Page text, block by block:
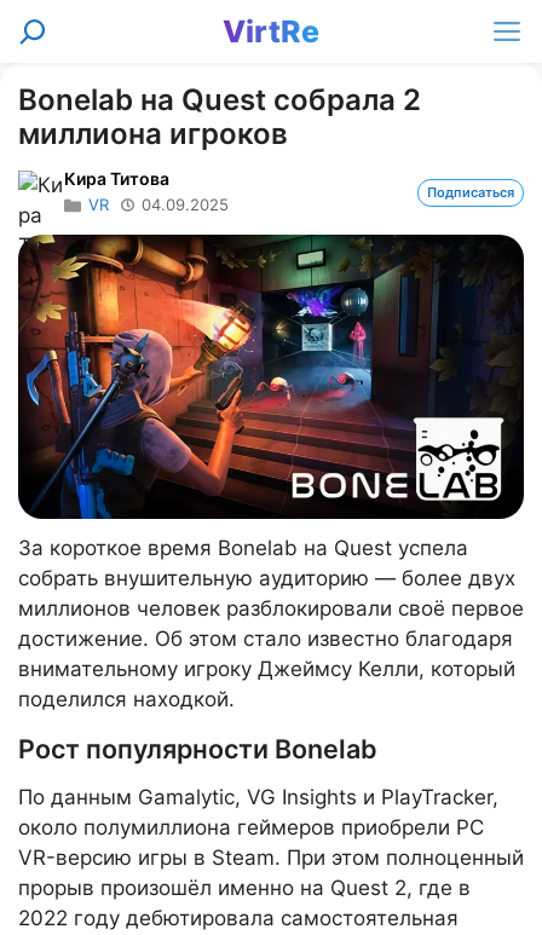
Перейти
VirtRe
Поиск
Bonelab на Quest собрала 2
миллиона игроков
Кира Титова
VR 04.09.2025
Подписаться
За короткое время Bonelab на Quest успела
собрать внушительную аудиторию — более двух
миллионов человек разблокировали своё первое
достижение. Об этом стало известно благодаря
внимательному игроку Джеймсу Келли, который
поделился находкой.
Рост популярности Bonelab
По данным Gamalytic, VG Insights и PlayTracker,
около полумиллиона геймеров приобрели PC
VR-версию игры в Steam. При этом полноценный
прорыв произошёл именно на Quest 2, где в
2022 году дебютировала самостоятельная